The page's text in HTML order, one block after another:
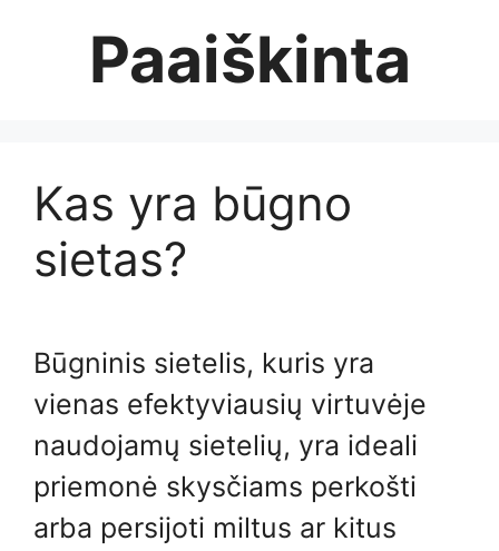
Paaiškinta
Kas yra būgno
sietas?
Būgninis sietelis, kuris yra
vienas efektyviausių virtuvėje
naudojamų sietelių, yra ideali
priemonė skysčiams perkošti
arba persijoti miltus ar kitus